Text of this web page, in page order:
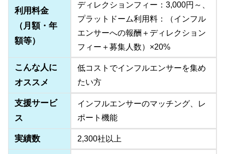
利用料金
（月額・年
額等）
ディレクションフィー：3,000円～、
プラットドーム利用料：（インフル
エンサーへの報酬＋ディレクション
フィー＋募集人数）×20%
こんな人に
オススメ
低コストでインフルエンサーを集め
たい方
支援サービ
ス
インフルエンサーのマッチング、レ
ポート機能
実績数 2,300社以上